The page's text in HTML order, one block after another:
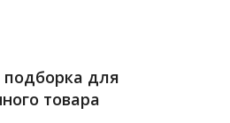
подборка для
товара